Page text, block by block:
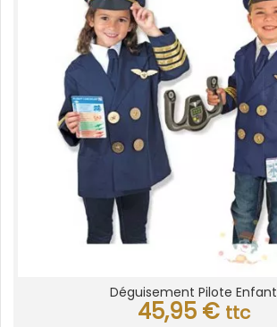
Déguisement Pilote Enfant
45,95 € ttc